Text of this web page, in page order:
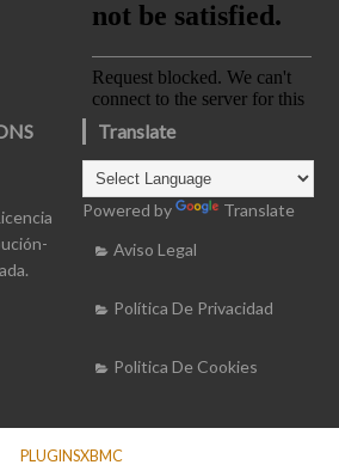
.
Translate
Powered by
Translate
Aviso Legal
Política De Privacidad
Politica De Cookies
PLUGINSXBMC